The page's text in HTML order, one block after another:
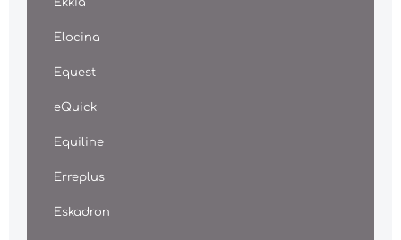
Ekkia
Elocina
Equest
eQuick
Equiline
Erreplus
Eskadron